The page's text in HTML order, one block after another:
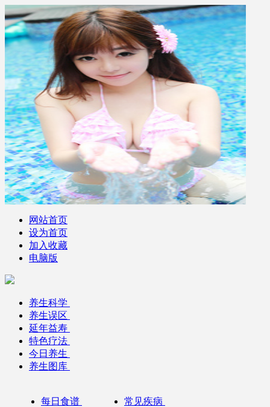
网站首页
设为首页
加入收藏
电脑版
养生科学
养生误区
延年益寿
特色疗法
今日养生
养生图库
每日食谱
常见疾病